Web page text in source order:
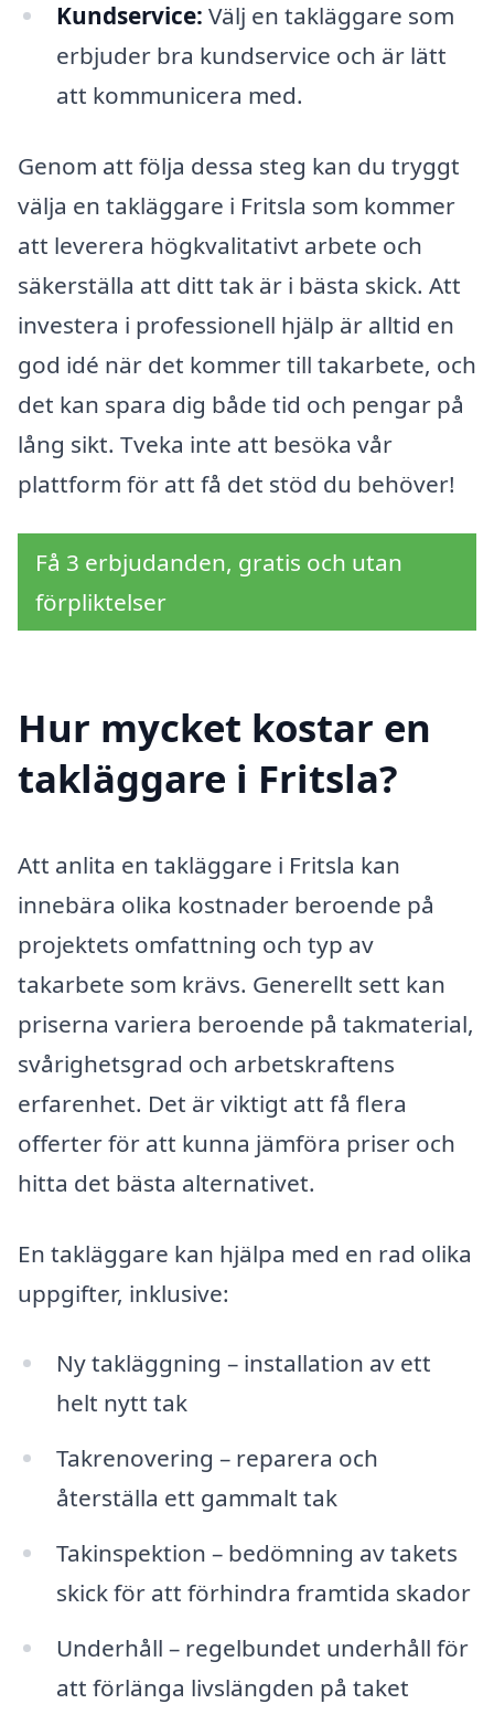
Kundservice: Välj en takläggare som
erbjuder bra kundservice och är lätt
att kommunicera med.
Genom att följa dessa steg kan du tryggt
välja en takläggare i Fritsla som kommer
att leverera högkvalitativt arbete och
säkerställa att ditt tak är i bästa skick. Att
investera i professionell hjälp är alltid en
god idé när det kommer till takarbete, och
det kan spara dig både tid och pengar på
lång sikt. Tveka inte att besöka vår
plattform för att få det stöd du behöver!
Få 3 erbjudanden, gratis och utan
förpliktelser
Hur mycket kostar en
takläggare i Fritsla?
Att anlita en takläggare i Fritsla kan
innebära olika kostnader beroende på
projektets omfattning och typ av
takarbete som krävs. Generellt sett kan
priserna variera beroende på takmaterial,
svårighetsgrad och arbetskraftens
erfarenhet. Det är viktigt att få flera
offerter för att kunna jämföra priser och
hitta det bästa alternativet.
En takläggare kan hjälpa med en rad olika
uppgifter, inklusive:
Ny takläggning – installation av ett
helt nytt tak
Takrenovering – reparera och
återställa ett gammalt tak
Takinspektion – bedömning av takets
skick för att förhindra framtida skador
Underhåll – regelbundet underhåll för
att förlänga livslängden på taket